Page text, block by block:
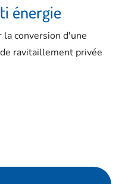
énergie
conversion d'une
ravitaillement privée